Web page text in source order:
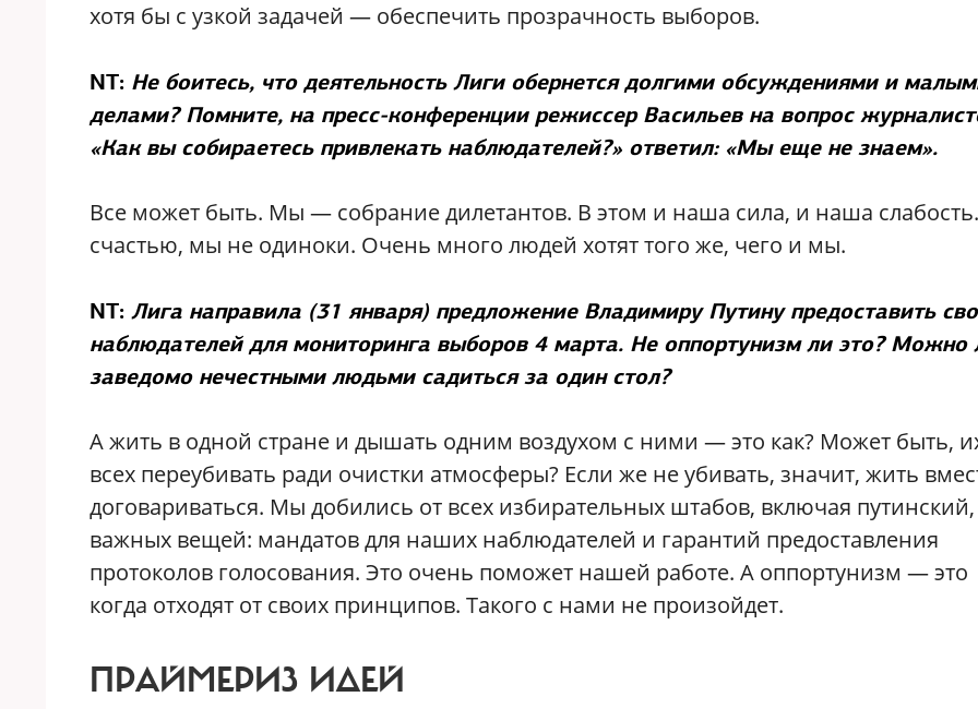
хотя бы с узкой задачей — обеспечить прозрачность выборов.
NT: Не боитесь, что деятельность Лиги обернется долгими обсуждениями и
делами? Помните, на пресс-конференции режиссер Васильев на вопрос
«Как вы собираетесь привлекать наблюдателей?» ответил: «Мы еще не знаем».
Все может быть. Мы — собрание дилетантов. В этом и наша сила, и наша
счастью, мы не одиноки. Очень много людей хотят того же, чего и мы.
NT: Лига направила (31 января) предложение Владимиру Путину предоставить
наблюдателей для мониторинга выборов 4 марта. Не оппортунизм ли это? Можно
заведомо нечестными людьми садиться за один стол?
А жить в одной стране и дышать одним воздухом с ними — это как? Может быть,
всех переубивать ради очистки атмосферы? Если же не убивать, значит, жить
договариваться. Мы добились от всех избирательных штабов, включая путинский,
важных вещей: мандатов для наших наблюдателей и гарантий предоставления
протоколов голосования. Это очень поможет нашей работе. А оппортунизм — это
когда отходят от своих принципов. Такого с нами не произойдет.
ПРАЙМЕРИЗ ИДЕЙ